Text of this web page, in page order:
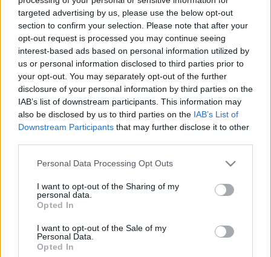
targeted advertising by us, please use the below opt-out
section to confirm your selection. Please note that after your
opt-out request is processed you may continue seeing
interest-based ads based on personal information utilized by
us or personal information disclosed to third parties prior to
your opt-out. You may separately opt-out of the further
disclosure of your personal information by third parties on the
IAB’s list of downstream participants. This information may
also be disclosed by us to third parties on the IAB’s List of
Downstream Participants that may further disclose it to other
Please note that this website/app uses one or more Google
not limited to your visit or usage behaviour. You may click to
grant or deny consent to Google and its third-party tags to
use your data for below specified purposes in below Google
consent section.
Personal Data Processing Opt Outs
I want to opt-out of the Sharing of my
personal data.
Opted In
I want to opt-out of the Sale of my
Personal Data.
Opted In
Sujuvaa Sujuvaa
Suuntaan
Rauma
Sujuvaa
Tampere, Tre Petsamo
Suuntaan
Kouvola
Sujuvaa
Suuntaan
Rauma
Tampere, Tre Paasikiventie
Suuntaan
Kouvola
Rauma
Sujuvaa
Kouvola
Sujuvaa
Suuntaan